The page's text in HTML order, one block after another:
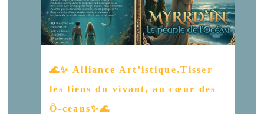
🌊✨ Alliance Art’istique,Tisser
les liens du vivant, au cœur des
Ô-ceans✨🌊